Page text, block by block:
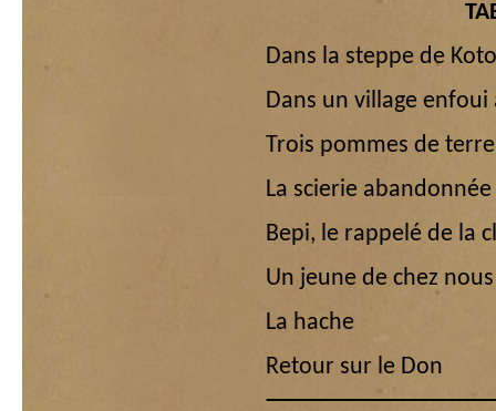
Dans la steppe de
Dans un village
Trois pommes de
La scierie abandonnée
Bepi, le rappelé de la
Un jeune de chez nous
La hache
Retour sur le Don